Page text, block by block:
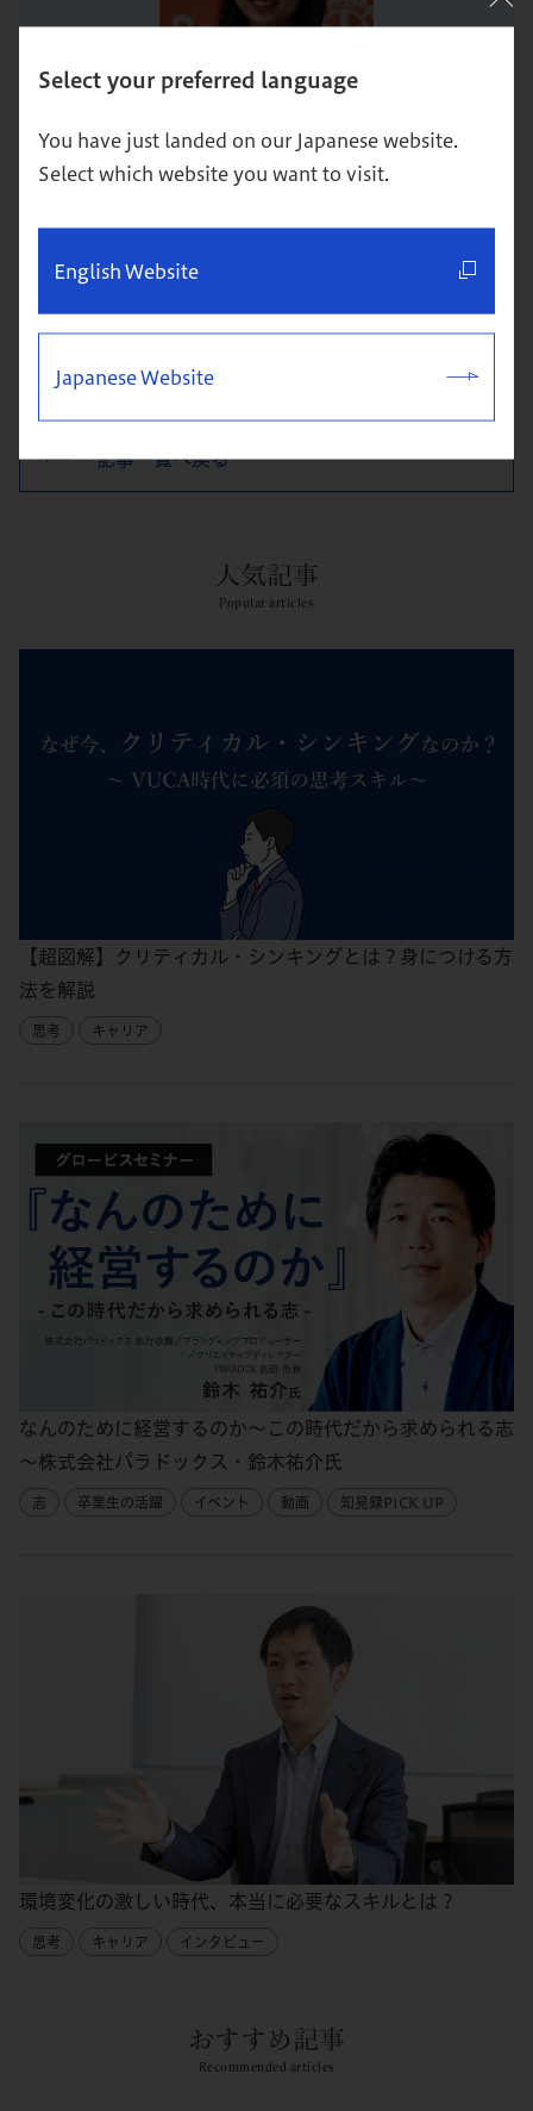
Select your preferred language
You have just landed on our Japanese website.
Select which website you want to visit.
English Website
Japanese Website
Alumni & Community Engagement
記事一覧へ戻る
人気記事
Popular articles
【超図解】クリティカル・シンキングとは？身につける方
法を解説
思考 キャリア
なんのために経営するのか～この時代だから求められる志
～株式会社パラドックス・鈴木祐介氏
志 卒業生の活躍 イベント 動画 知見録PICK UP
環境変化の激しい時代、本当に必要なスキルとは？
思考 キャリア インタビュー
おすすめ記事
Recommended articles